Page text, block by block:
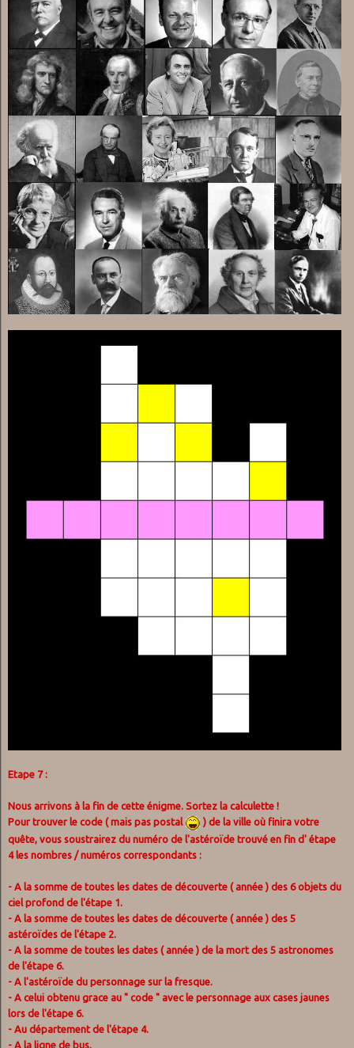
Etape 7 :
Nous arrivons à la fin de cette énigme. Sortez la calculette !
Pour trouver le code ( mais pas postal
) de la ville où finira votre
quête, vous soustrairez du numéro de l'astéroïde trouvé en fin d' étape
4 les nombres / numéros correspondants :
- A la somme de toutes les dates de découverte ( année ) des 6 objets du
ciel profond de l'étape 1.
- A la somme de toutes les dates de découverte ( année ) des 5
astéroïdes de l'étape 2.
- A la somme de toutes les dates ( année ) de la mort des 5 astronomes
de l'étape 6.
- A l'astéroïde du personnage sur la fresque.
- A celui obtenu grace au " code " avec le personnage aux cases jaunes
lors de l'étape 6.
- Au département de l'étape 4.
- A la ligne de bus.